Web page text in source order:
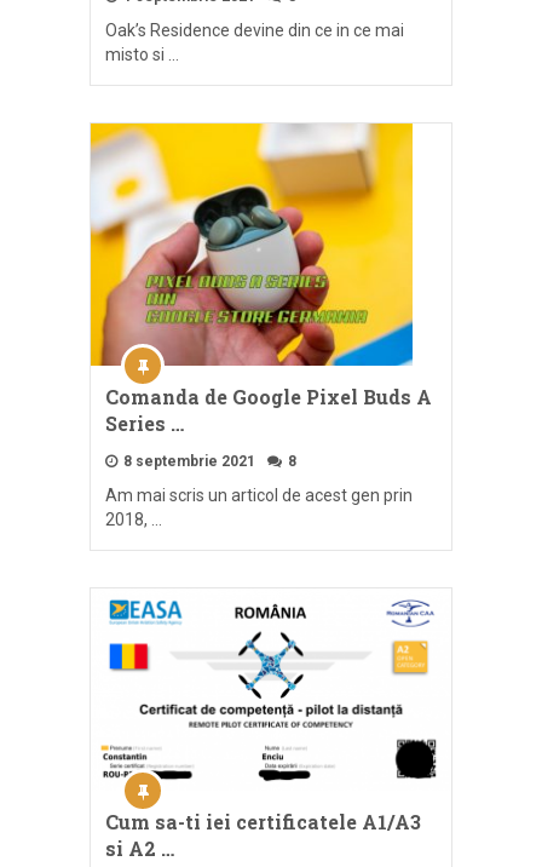
Oak’s Residence devine din ce in ce mai
misto si …
Comanda de Google Pixel Buds A
Series …
8 septembrie 2021 8
Am mai scris un articol de acest gen prin
2018, …
Cum sa-ti iei certificatele A1/A3
si A2 …